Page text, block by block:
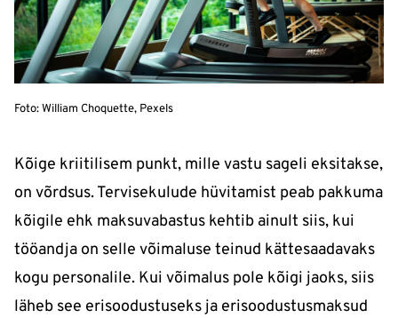
Foto: William Choquette, Pexels
Kõige kriitilisem punkt, mille vastu sageli eksitakse,
on võrdsus. Tervisekulude hüvitamist peab pakkuma
kõigile ehk maksuvabastus kehtib ainult siis, kui
tööandja on selle võimaluse teinud kättesaadavaks
kogu personalile. Kui võimalus pole kõigi jaoks, siis
läheb see erisoodustuseks ja erisoodustusmaksud